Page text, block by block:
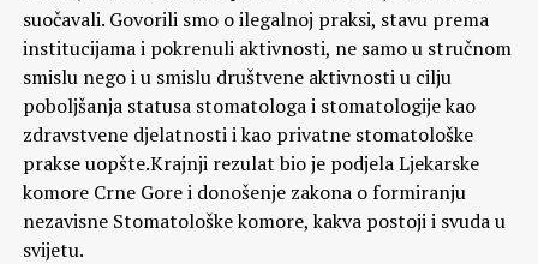
suočavali. Govorili smo o ilegalnoj praksi, stavu prema
institucijama i pokrenuli aktivnosti, ne samo u stručnom
smislu nego i u smislu društvene aktivnosti u cilju
poboljšanja statusa stomatologa i stomatologije kao
zdravstvene djelatnosti i kao privatne stomatološke
prakse uopšte.Krajnji rezulat bio je podjela Ljekarske
komore Crne Gore i donošenje zakona o formiranju
nezavisne Stomatološke komore, kakva postoji i svuda u
svijetu.